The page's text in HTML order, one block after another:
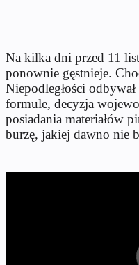
Na kilka dni przed 11
ponownie gęstnieje.
Niepodległości
formule, decyzja
posiadania materiałów
burzę, jakiej dawno nie